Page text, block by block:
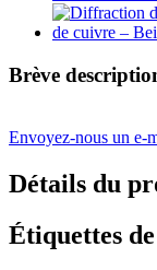
Brève
Envoyez-nous un e-
Détails du
Étiquettes